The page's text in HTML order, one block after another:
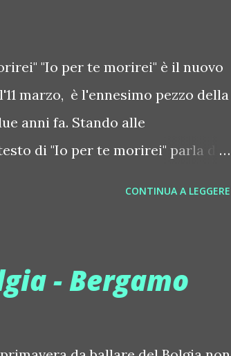
"Io per te morirei" è il nuovo
marzo, è l'ennesimo pezzo della
anni fa. Stando alle
di "Io per te morirei" parla di
nel rimpianto. Il videoclip
la prima in una casa in
CONTINUA A LEGGERE
- Bergamo